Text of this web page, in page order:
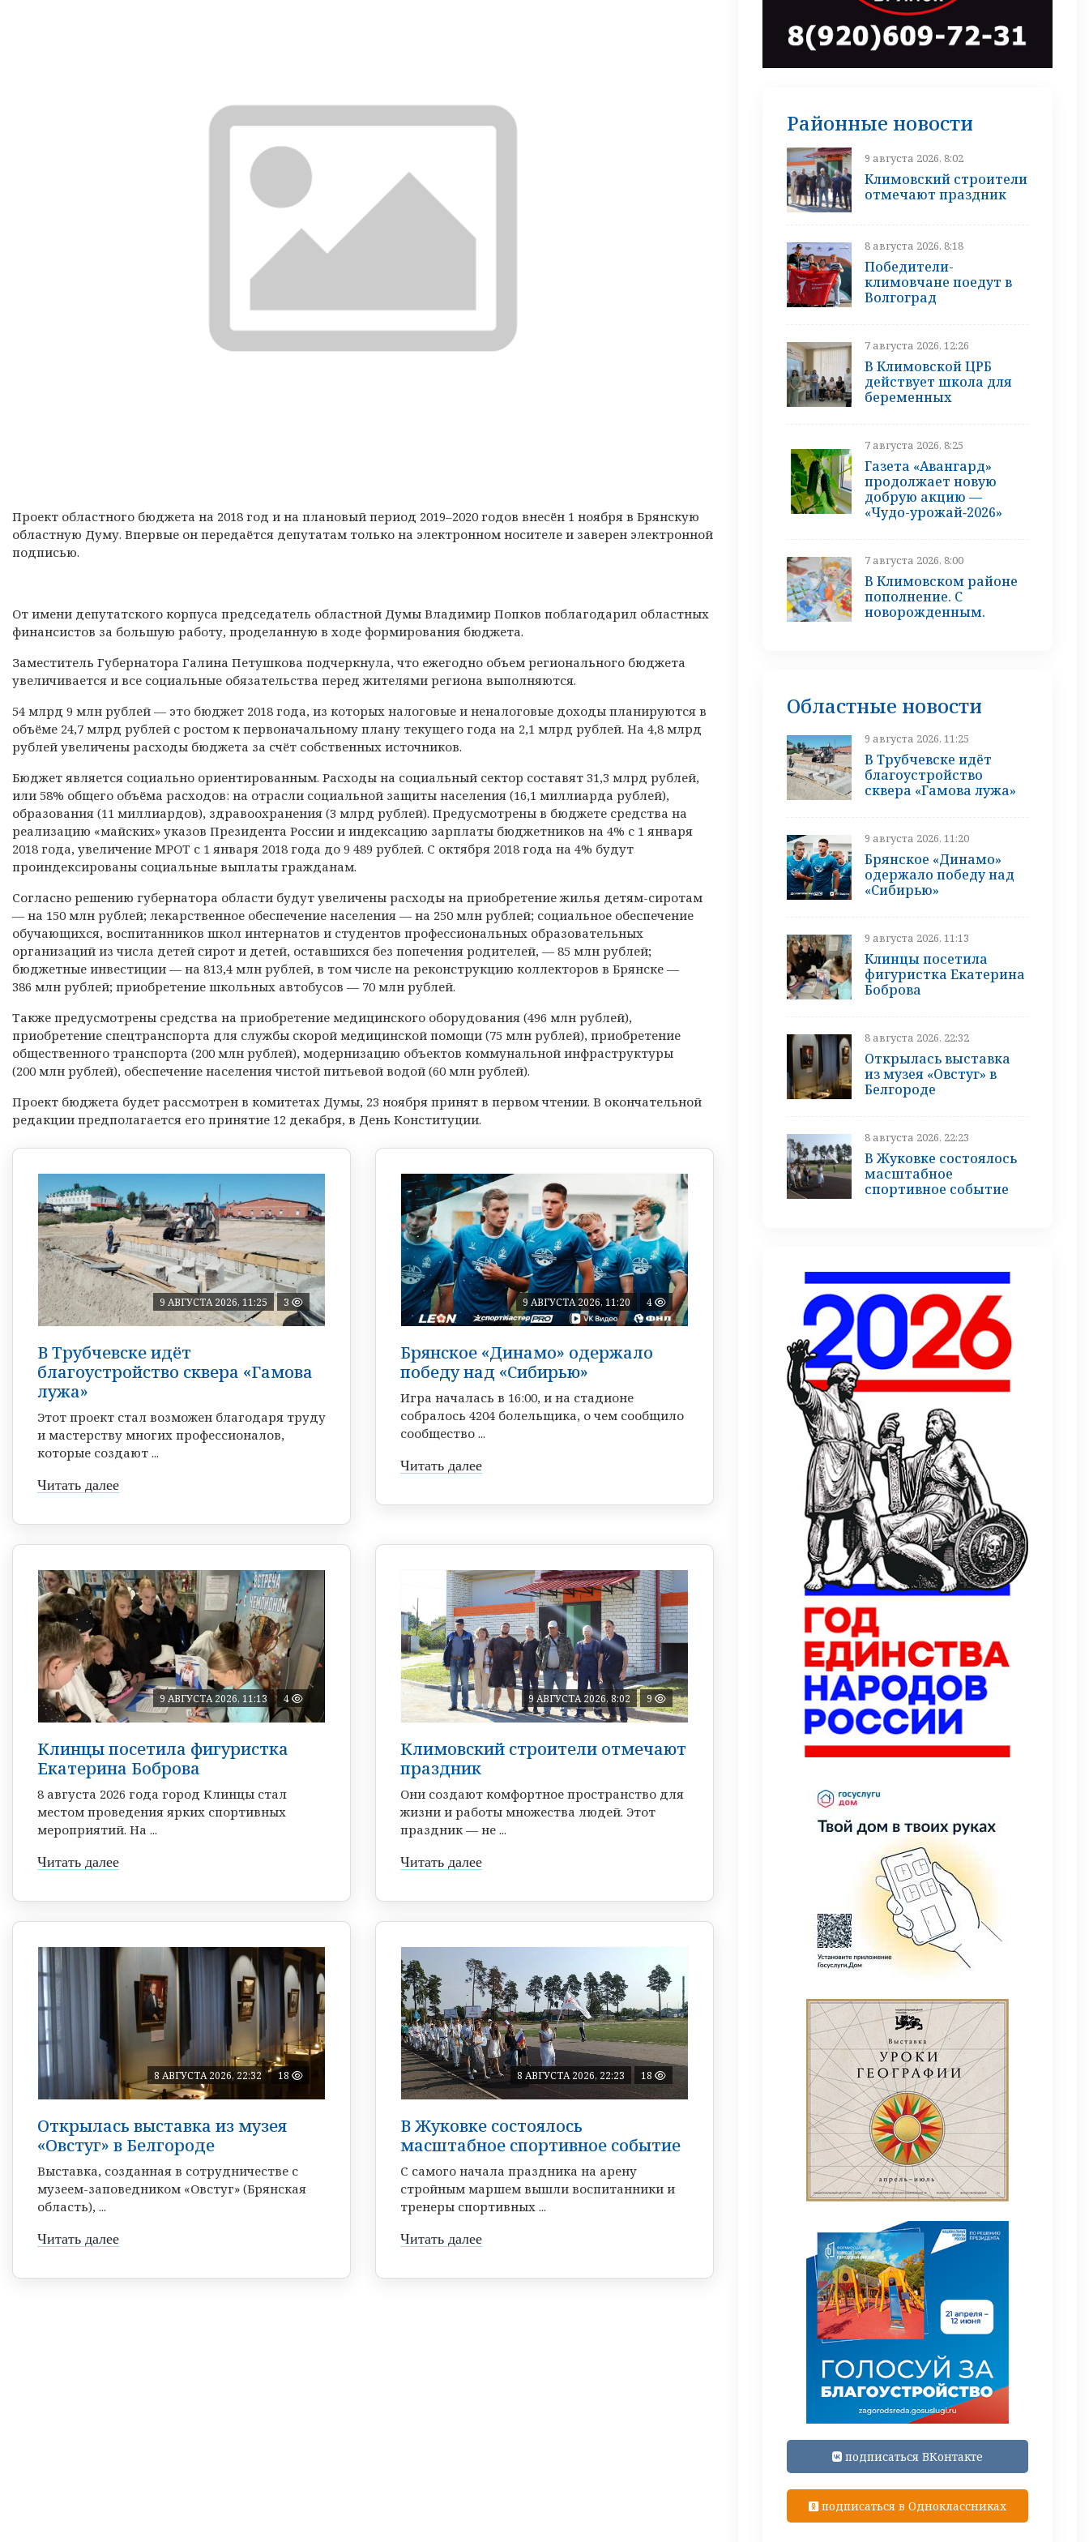
Проект областного бюджета на 2018 год и на плановый период 2019–2020 годов внесён 1 ноября в Брянскую
областную Думу. Впервые он передаётся депутатам только на электронном носителе и заверен электронной
подписью.
От имени депутатского корпуса председатель областной Думы Владимир Попков поблагодарил областных
финансистов за большую работу, проделанную в ходе формирования бюджета.
Заместитель Губернатора Галина Петушкова подчеркнула, что ежегодно объем регионального бюджета
увеличивается и все социальные обязательства перед жителями региона выполняются.
54 млрд 9 млн рублей — это бюджет 2018 года, из которых налоговые и неналоговые доходы планируются в
объёме 24,7 млрд рублей с ростом к первоначальному плану текущего года на 2,1 млрд рублей. На 4,8 млрд
рублей увеличены расходы бюджета за счёт собственных источников.
Бюджет является социально ориентированным. Расходы на социальный сектор составят 31,3 млрд рублей,
или 58% общего объёма расходов: на отрасли социальной защиты населения (16,1 миллиарда рублей),
образования (11 миллиардов), здравоохранения (3 млрд рублей). Предусмотрены в бюджете средства на
реализацию «майских» указов Президента России и индексацию зарплаты бюджетников на 4% с 1 января
2018 года, увеличение МРОТ с 1 января 2018 года до 9 489 рублей. С октября 2018 года на 4% будут
проиндексированы социальные выплаты гражданам.
Согласно решению губернатора области будут увеличены расходы на приобретение жилья детям-сиротам
— на 150 млн рублей; лекарственное обеспечение населения — на 250 млн рублей; социальное обеспечение
обучающихся, воспитанников школ интернатов и студентов профессиональных образовательных
организаций из числа детей сирот и детей, оставшихся без попечения родителей, — 85 млн рублей;
бюджетные инвестиции — на 813,4 млн рублей, в том числе на реконструкцию коллекторов в Брянске —
386 млн рублей; приобретение школьных автобусов — 70 млн рублей.
Также предусмотрены средства на приобретение медицинского оборудования (496 млн рублей),
приобретение спецтранспорта для службы скорой медицинской помощи (75 млн рублей), приобретение
общественного транспорта (200 млн рублей), модернизацию объектов коммунальной инфраструктуры
(200 млн рублей), обеспечение населения чистой питьевой водой (60 млн рублей).
Проект бюджета будет рассмотрен в комитетах Думы, 23 ноября принят в первом чтении. В окончательной
редакции предполагается его принятие 12 декабря, в День Конституции.
9 АВГУСТА 2026, 11:25 3
В Трубчевске идёт
благоустройство сквера «Гамова
лужа»
Этот проект стал возможен благодаря труду
и мастерству многих профессионалов,
которые создают ...
Читать далее
9 АВГУСТА 2026, 11:20 4
Брянское «Динамо» одержало
победу над «Сибирью»
Игра началась в 16:00, и на стадионе
собралось 4204 болельщика, о чем сообщило
сообщество ...
Читать далее
9 АВГУСТА 2026, 11:13 4
Клинцы посетила фигуристка
Екатерина Боброва
8 августа 2026 года город Клинцы стал
местом проведения ярких спортивных
мероприятий. На ...
Читать далее
9 АВГУСТА 2026, 8:02 9
Климовский строители отмечают
праздник
Они создают комфортное пространство для
жизни и работы множества людей. Этот
праздник — не ...
Читать далее
8 АВГУСТА 2026, 22:32 18
Открылась выставка из музея
«Овстуг» в Белгороде
Выставка, созданная в сотрудничестве с
музеем-заповедником «Овстуг» (Брянская
область), ...
Читать далее
8 АВГУСТА 2026, 22:23 18
В Жуковке состоялось
масштабное спортивное событие
С самого начала праздника на арену
стройным маршем вышли воспитанники и
тренеры спортивных ...
Читать далее
Районные новости
9 августа 2026, 8:02
Климовский строители
отмечают праздник
8 августа 2026, 8:18
Победители-
климовчане поедут в
Волгоград
7 августа 2026, 12:26
В Климовской ЦРБ
действует школа для
беременных
7 августа 2026, 8:25
Газета «Авангард»
продолжает новую
добрую акцию —
«Чудо-урожай‑2026»
7 августа 2026, 8:00
В Климовском районе
пополнение. С
новорожденным.
Областные новости
9 августа 2026, 11:25
В Трубчевске идёт
благоустройство
сквера «Гамова лужа»
9 августа 2026, 11:20
Брянское «Динамо»
одержало победу над
«Сибирью»
9 августа 2026, 11:13
Клинцы посетила
фигуристка Екатерина
Боброва
8 августа 2026, 22:32
Открылась выставка
из музея «Овстуг» в
Белгороде
8 августа 2026, 22:23
В Жуковке состоялось
масштабное
спортивное событие
подписаться ВКонтакте
подписаться в Одноклассниках